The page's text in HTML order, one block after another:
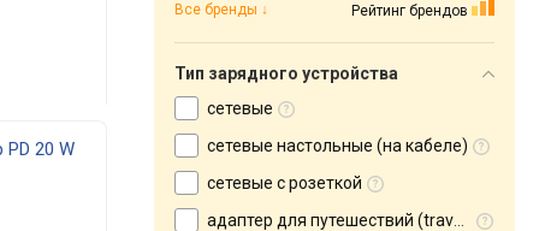
20 W
Рейтинг брендов
Все бренды
Тип зарядного устройства
сетевые
сетевые настольные (на кабеле)
сетевые с розеткой
адаптер для путешествий (travel adapter)